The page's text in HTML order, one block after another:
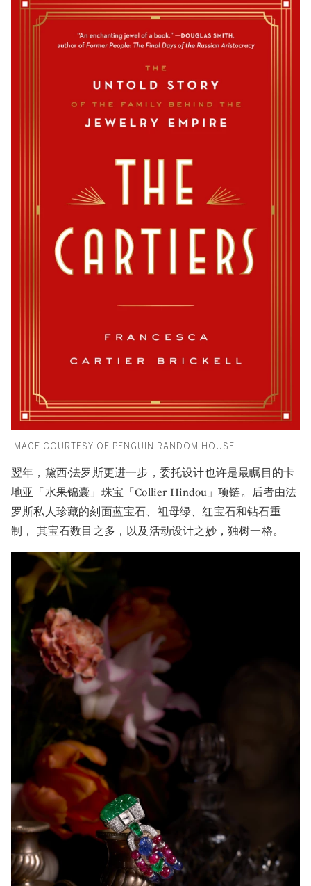
IMAGE COURTESY OF PENGUIN RANDOM HOUSE
翌年，黛西·法罗斯更进一步，委托设计也许是最瞩目的卡
地亚「水果锦囊」珠宝「Collier Hindou」项链。后者由法
罗斯私人珍藏的刻面蓝宝石、祖母绿、红宝石和钻石重
制， 其宝石数目之多，以及活动设计之妙，独树一格。